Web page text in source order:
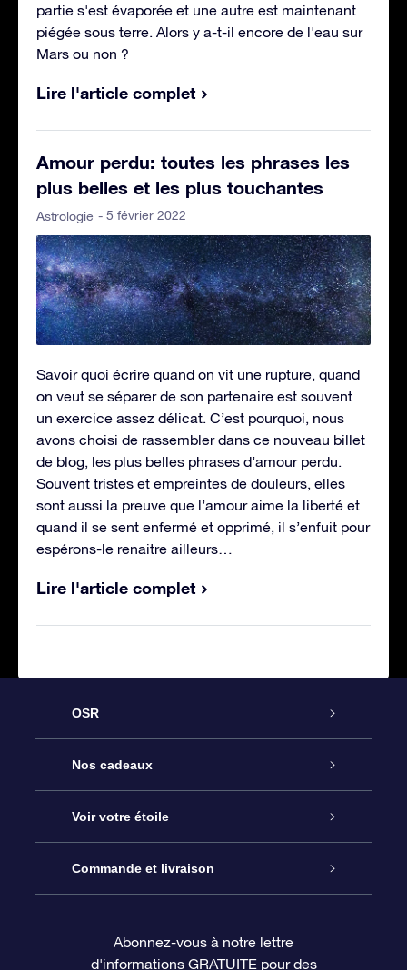
partie s'est évaporée et une autre est maintenant
piégée sous terre. Alors y a-t-il encore de l'eau sur
Mars ou non ?
Lire l'article complet
Amour perdu: toutes les phrases les
plus belles et les plus touchantes
Astrologie - 5 février 2022
Savoir quoi écrire quand on vit une rupture, quand
on veut se séparer de son partenaire est souvent
un exercice assez délicat. C’est pourquoi, nous
avons choisi de rassembler dans ce nouveau billet
de blog, les plus belles phrases d’amour perdu.
Souvent tristes et empreintes de douleurs, elles
sont aussi la preuve que l’amour aime la liberté et
quand il se sent enfermé et opprimé, il s’enfuit pour
espérons-le renaitre ailleurs…
Lire l'article complet
OSR
Service
À propos de l’OSR
Nous contacter
Nos cadeaux
Cadeau d’étoile en ligne
Coffret cadeau OSR
Voir votre étoile
Registre des étoiles
Commande et livraison
Abonnez-vous à notre lettre
d'informations GRATUITE pour des